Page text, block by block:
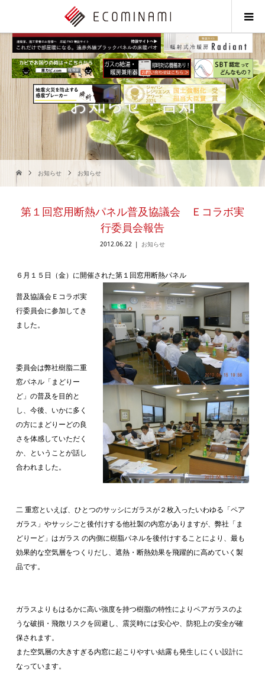
お知らせ・告知
お知らせ お知らせ
第１回窓用断熱パネル普及協議会 Ｅコラボ実
行委員会報告
2012.06.22 お知らせ
６月１５日（金）に開催された第１回窓用断熱パネル
普及協議会Ｅコラボ実
行委員会に参加してき
ました。
委員会は弊社樹脂二重
窓パネル「まどりー
ど」の普及を目的と
し、今後、いかに多く
の方にまどりーどの良
さを体感していただく
か、ということが話し
合われました。
二 重窓といえば、ひとつのサッシにガラスが２枚入ったいわゆる「ペア
ガラス」やサッシごと後付けする他社製の内窓がありますが、弊社「ま
どりーど」はガラス の内側に樹脂パネルを後付けすることにより、最も
効果的な空気層をつくりだし、遮熱・断熱効果を飛躍的に高めていく製
品です。
ガラスよりもはるかに高い強度を持つ樹脂の特性によりペアガラスのよ
うな破損・飛散リスクを回避し、震災時には安心や、防犯上の安全が確
保されます。
また空気層の大きすぎる内窓に起こりやすい結露も発生しにくい設計に
なっています。